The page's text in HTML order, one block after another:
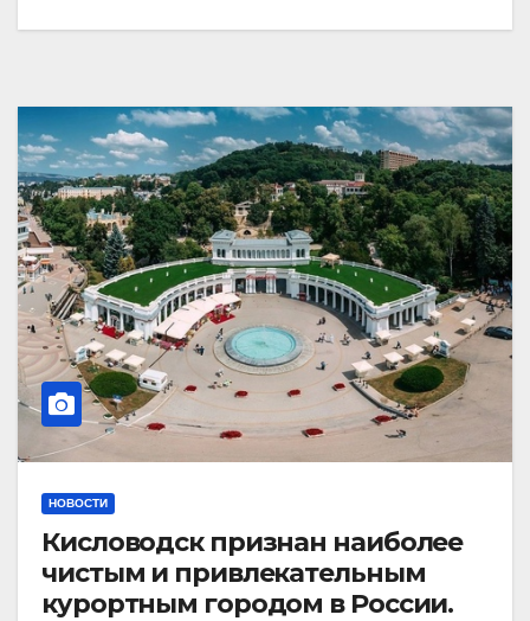
НОВОСТИ
Кисловодск признан наиболее
чистым и привлекательным
курортным городом в России.